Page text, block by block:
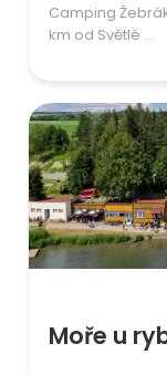
Camping
km od Světlé ...
Moře u